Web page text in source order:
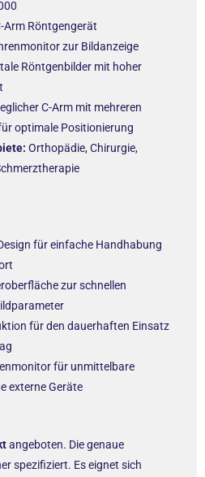
Arm Röntgengerät
zur Bildanzeige
Röntgenbilder mit hoher
C-Arm mit mehreren
optimale Positionierung
Orthopädie, Chirurgie,
für einfache Handhabung
zur schnellen
für den dauerhaften Einsatz
für unmittelbare
externe Geräte
angeboten. Die genaue
spezifiziert. Es eignet sich